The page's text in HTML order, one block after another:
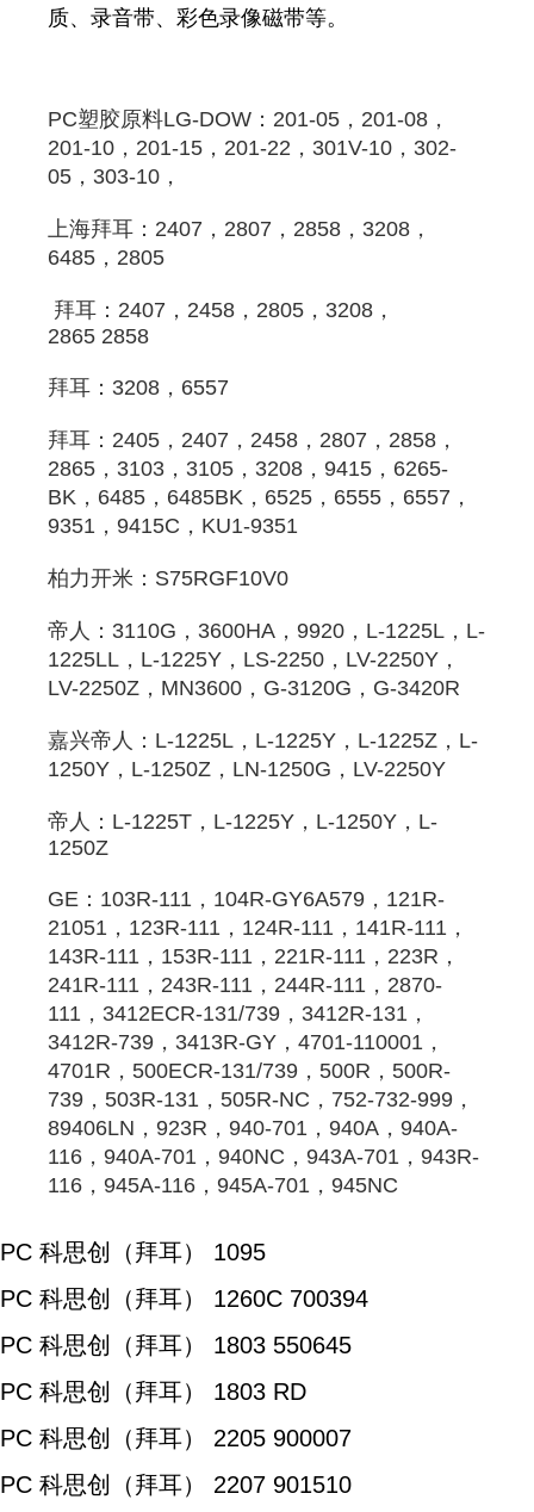
质、录音带、彩色录像磁带等。
PC塑胶原料LG-DOW：201-05，201-08，
201-10，201-15，201-22，301V-10，302-
05，303-10，
上海拜耳 ：2407，2807，2858，3208，
6485， 2805
拜耳 ：2407，2458， 2805 ，3208，
2865 2858
拜耳 ：3208，6557
拜耳 ：2405，2407，2458，2807，2858，
2865，3103，3105，3208，9415，6265-
BK，6485，6485BK，6525，6555，6557，
9351，9415C，KU1-9351
柏力开米：S75RGF10V0
帝人：3110G，3600HA，9920，L-1225L，L-
1225LL，L-1225Y，LS-2250，LV-2250Y，
LV-2250Z，MN3600，G-3120G，G-3420R
嘉兴帝人：L-1225L，L-1225Y，L-1225Z，L-
1250Y，L-1250Z，LN-1250G，LV-2250Y
帝人：L-1225T，L-1225Y，L-1250Y，L-
1250Z
GE：103R-111，104R-GY6A579，121R-
21051，123R-111，124R-111，141R-111，
143R-111，153R-111，221R-111，223R，
241R-111，243R-111，244R-111，2870-
111，3412ECR-131/739，3412R-131，
3412R-739，3413R-GY，4701-110001，
4701R，500ECR-131/739，500R，500R-
739，503R-131，505R-NC，752-732-999，
89406LN，923R，940-701，940A，940A-
116，940A-701，940NC，943A-701，943R-
116，945A-116，945A-701，945NC
PC 科思创（拜耳） 1095
PC 科思创（拜耳） 1260C 700394
PC 科思创（拜耳） 1803 550645
PC 科思创（拜耳） 1803 RD
PC 科思创（拜耳） 2205 900007
PC 科思创（拜耳） 2207 901510